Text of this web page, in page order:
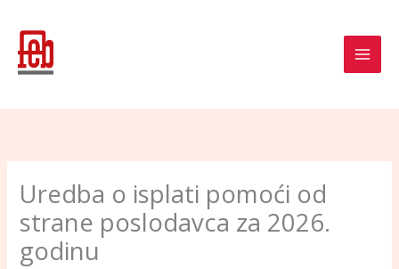
content
Uredba o isplati pomoći od
strane poslodavca za 2026.
godinu